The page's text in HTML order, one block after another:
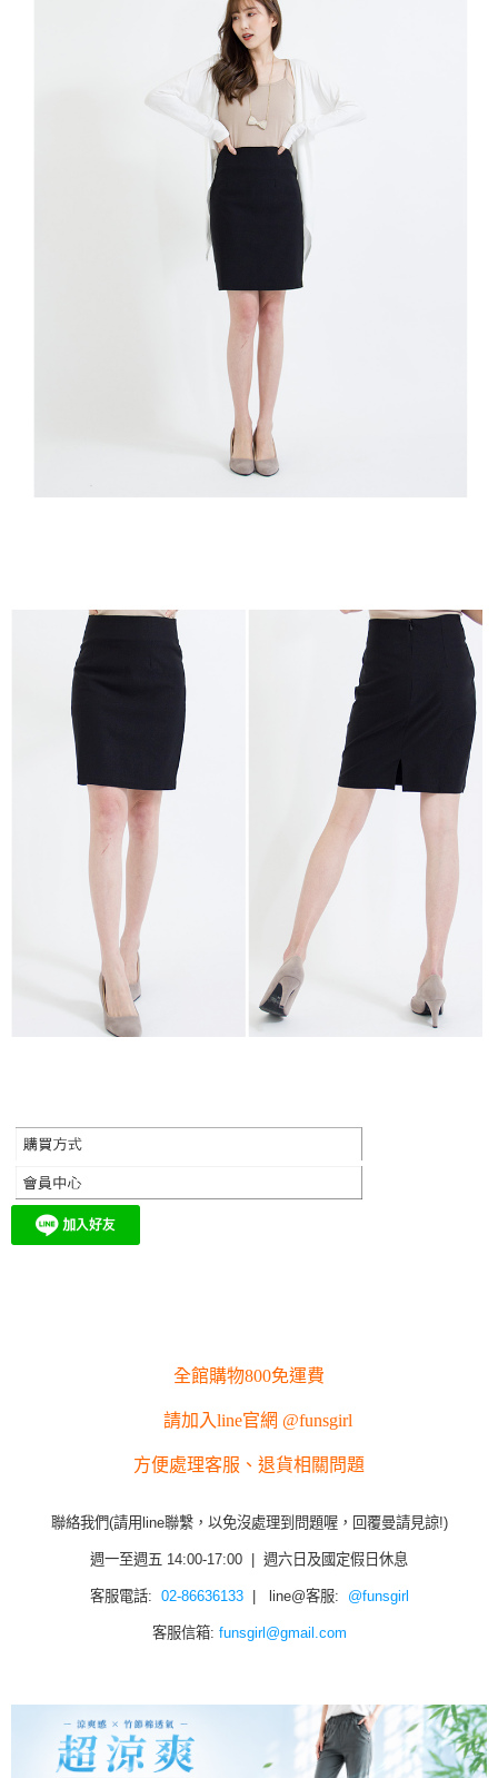
全館購物800免運費
請加入line官網 @funsgirl
方便處理客服、退貨相關問題
聯絡我們(請用line聯繫，以免沒處理到問題喔，回覆曼請見諒!)
週一至週五 14:00-17:00 | 週六日及國定假日休息
客服電話: 02-86636133| line@客服: @funsgirl
客服信箱: funsgirl@gmail.com